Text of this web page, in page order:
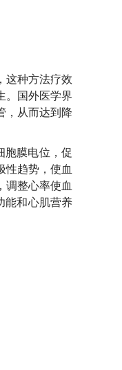
这种方法疗效
。国外医学界
，从而达到降
胞膜电位，促
性趋势，使血
调整心率使血
能和心肌营养